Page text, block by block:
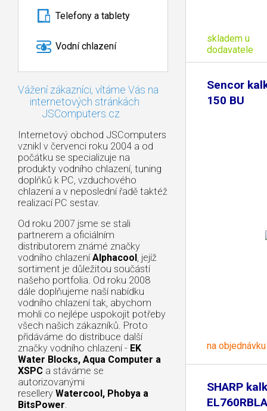
Telefony a tablety
Vodní chlazení
Vážení zákazníci, vítáme Vás na
internetových stránkách
JSComputers.cz
Internetový obchod JSComputers
vznikl v červenci roku 2004 a od
počátku se specializuje na
produkty vodního chlazení, tuning
doplňků k PC, vzduchového
chlazení a v neposlední řadě taktéž
realizací PC sestav.
Od roku 2007 jsme se stali
partnerem a oficiálním
distributorem známé značky
vodního chlazení Alphacool, jejíž
sortiment je důležitou součástí
našeho portfolia. Od roku 2008
dále doplňujeme naší nabídku
vodního chlazení tak, abychom
mohli co nejlépe uspokojit potřeby
všech našich zákazníků. Proto
přidáváme do distribuce další
značky vodního chlazení - EK
Water Blocks, Aqua Computer a
XSPC a stáváme se
autorizovanými
resellery Watercool, Phobya a
BitsPower.
skladem u
dodavatele
Sencor
150 BU
na objednávku
SHARP